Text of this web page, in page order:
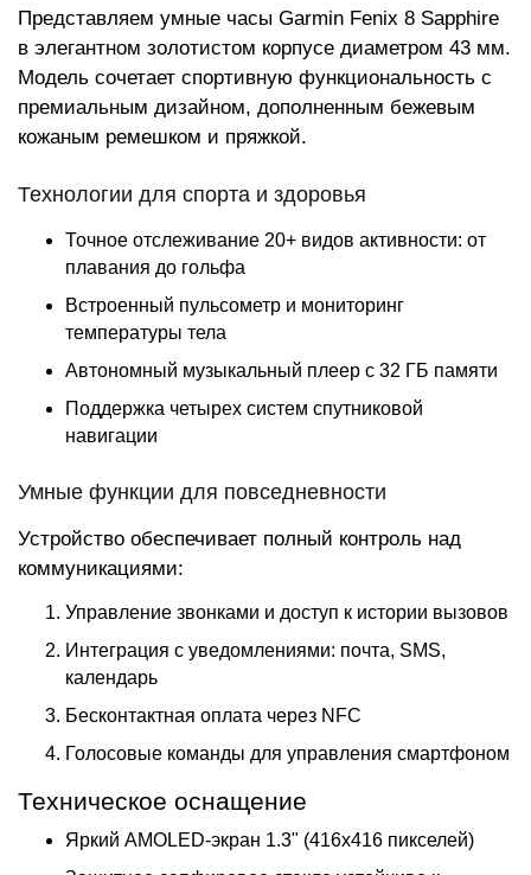
Представляем умные часы Garmin Fenix 8 Sapphire
в элегантном золотистом корпусе диаметром 43 мм.
Модель сочетает спортивную функциональность с
премиальным дизайном, дополненным бежевым
кожаным ремешком и пряжкой.
Технологии для спорта и здоровья
Точное отслеживание 20+ видов активности: от
плавания до гольфа
Встроенный пульсометр и мониторинг
температуры тела
Автономный музыкальный плеер с 32 ГБ памяти
Поддержка четырех систем спутниковой
навигации
Умные функции для повседневности
Устройство обеспечивает полный контроль над
коммуникациями:
Управление звонками и доступ к истории вызовов
Интеграция с уведомлениями: почта, SMS,
календарь
Бесконтактная оплата через NFC
Голосовые команды для управления смартфоном
Техническое оснащение
Яркий AMOLED-экран 1.3" (416x416 пикселей)